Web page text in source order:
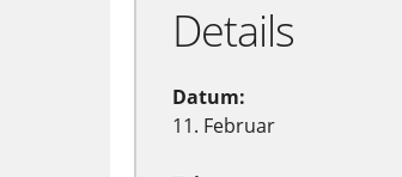
Details
Datum:
11. Februar